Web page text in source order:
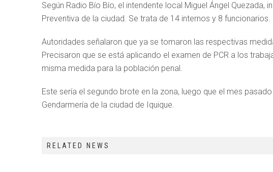
Según Radio Bío Bío, el intendente local Miguel Ángel
Preventiva de la ciudad. Se trata de 14 internos y 8 funcionarios.
Autoridades señalaron que ya se tomaron las respectivas
Precisaron que se está aplicando el examen de PCR a los
misma medida para la población penal.
Este sería el segundo brote en la zona, luego que el mes
Gendarmería de la ciudad de Iquique.
RELATED NEWS